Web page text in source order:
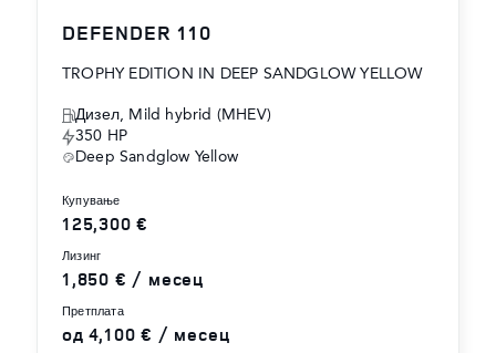
DEFENDER 110
TROPHY EDITION IN DEEP SANDGLOW YELLOW
Дизел, Mild hybrid (MHEV)
350 HP
Deep Sandglow Yellow
купување
125,300 €
лизинг
1,850 € / месец
претплата
од 4,100 € / месец